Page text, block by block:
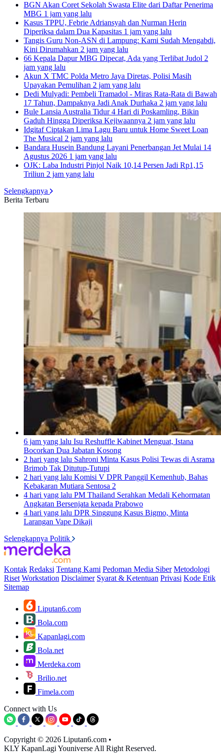
BGN Akan Coret Sekolah Swasta Elite dari Daftar Penerima
MBG 1 jam yang lalu
Kasus TPPU, Febrie Adriansyah dan Nurman Herin
Diperiksa dalam Dua Kapasitas 1 jam yang lalu
Tangis Guru Non-ASN di Lampung: Kami Sudah Mengabdi,
Kini Dirumahkan 2 jam yang lalu
66 Kepala Dapur MBG Dipecat, Ada yang Terlibat Judol 2
jam yang lalu
Akun X TMC Polda Metro Jaya Diretas, Polisi Masih
Upayakan Pemulihan 2 jam yang lalu
Dedi Mulyadi: Pembeli Tramadol - Miras Rata-Rata di Bawah
17 Tahun, Dampaknya Jadi Anak Durhaka 2 jam yang lalu
Bule Lansia Australia Tidur 4 Hari di Poskamling, Bikin
Gaduh Hingga Diperiksa Kejiwaannya 2 jam yang lalu
Idgitaf Ciptakan Lima Lagu Baru untuk Home Sweet Loan
The Musical 2 jam yang lalu
Bandara Husein Bandung Layani Penerbangan Jet Mulai 14
Agustus 2026 1 jam yang lalu
OJK: Laba Industri Pinjol Naik 10,14 Persen Jadi Rp1,15
Triliun 2 jam yang lalu
Selengkapnya
Berita Terbaru
6 jam yang lalu Isu Reshuffle Kabinet Menguat, Istana
Bocorkan Dua Jabatan Kosong
2 hari yang lalu Sahroni Minta Kasus Polisi Tewas di Asrama
Brimob Tak Ditutup-Tutupi
2 hari yang lalu Komisi V DPR Panggil Kemenhub, Bahas
Kebakaran Mutiara Sentosa 2
4 hari yang lalu PM Thailand Serahkan Medali Kehormatan
Angkatan Bersenjata kepada Prabowo
4 hari yang lalu DPR Singgung Kasus Bigmo, Minta
Larangan Vape Dikaji
Selengkapnya Politik
Kontak Redaksi Tentang Kami Pedoman Media Siber Metodologi
Riset Workstation Disclaimer Syarat & Ketentuan Privasi Kode Etik
Sitemap
Liputan6.com
Bola.com
Kapanlagi.com
Bola.net
Merdeka.com
Brilio.net
Fimela.com
Connect with Us
Copyright © 2026 Liputan6.com •
KLY KapanLagi Youniverse All Right Reserved.